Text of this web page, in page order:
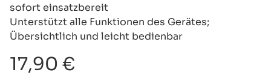
sofort einsatzbereit
Unterstützt alle Funktionen des Gerätes;
Übersichtlich und leicht bedienbar
17,90 €